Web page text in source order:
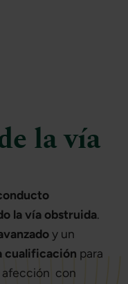
la vía
la vía obstruida.
y un
cualificación para
afección con